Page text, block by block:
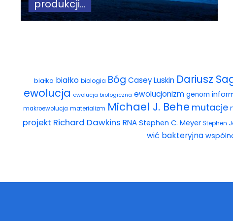
produkcji...
białka białko biologia Bóg Casey Luskin Dariusz
ewolucja ewolucja biologiczna ewolucjonizm genom
makroewolucja materializm Michael J. Behe mutacje
projekt Richard Dawkins RNA Stephen C. Meyer Stephen
wić bakteryjna